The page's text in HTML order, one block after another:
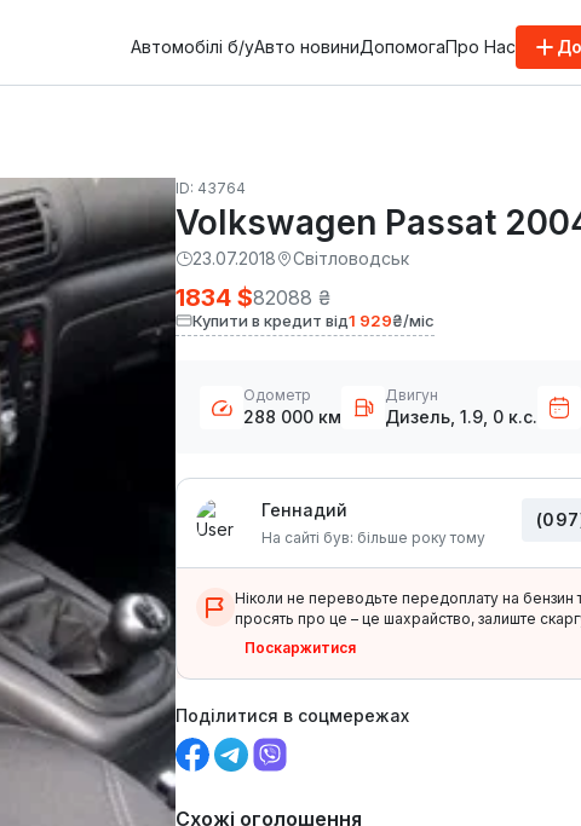
Автомобілі б/уАвто новиниДопомогаПро Нас
ID: 43764
Volkswagen Passat
23.07.2018 Світловодськ
1834 $82088 ₴
Купити в кредит від1 929₴/міс
Одометр
288 000 км
Двигун
Дизель, 1.9, 0 к.с.
Геннадий
На сайті був: більше року тому
Ніколи не переводьте передоплату на
просять про це – це шахрайство, залиште
Поскаржитися
Поділитися в соцмережах
Схожі оголошення